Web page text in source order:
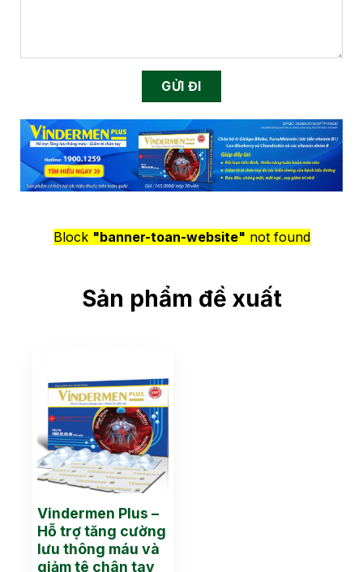
Block "banner-toan-website" not found
Sản phẩm đề xuất
Vindermen Plus –
Hỗ trợ tăng cường
lưu thông máu và
giảm tê chân tay